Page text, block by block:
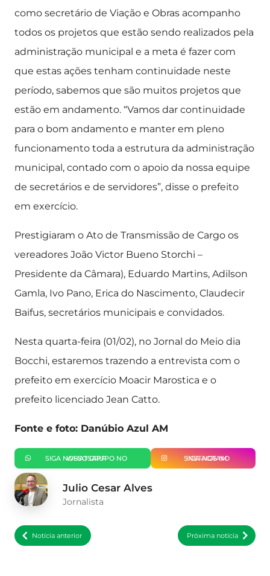
como secretário de Viação e Obras acompanho
todos os projetos que estão sendo realizados pela
administração municipal e a meta é fazer com
que estas ações tenham continuidade neste
período, sabemos que são muitos projetos que
estão em andamento. “Vamos dar continuidade
para o bom andamento e manter em pleno
funcionamento toda a estrutura da administração
municipal, contado com o apoio da nossa equipe
de secretários e de servidores”, disse o prefeito
em exercício.
Prestigiaram o Ato de Transmissão de Cargo os
vereadores João Victor Bueno Storchi –
Presidente da Câmara), Eduardo Martins, Adilson
Gamla, Ivo Pano, Erica do Nascimento, Claudecir
Baifus, secretários municipais e convidados.
Nesta quarta-feira (01/02), no Jornal do Meio dia
Bocchi, estaremos trazendo a entrevista com o
prefeito em exercício Moacir Marostica e o
prefeito licenciado Jean Catto.
Fonte e foto: Danúbio Azul AM
SIGA NOSSO GRUPO NO WHATSAPP SIGA-NOS NO INSTAGRAM
Julio Cesar Alves
Jornalista
Notícia anterior Próxima notícia